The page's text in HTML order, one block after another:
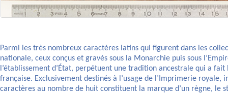
Parmi les très nombreux caractères latins qui figurent dans les
nationale, ceux conçus et gravés sous la Monarchie puis sous
l’établissement d’État, perpétuent une tradition ancestrale qui a
française. Exclusivement destinés à l’usage de l’Imprimerie royale,
caractères au nombre de huit constituent la marque d’un règne, le